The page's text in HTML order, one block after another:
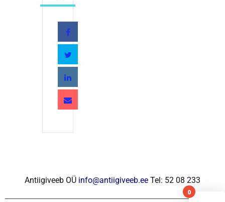
Antiigiveeb OÜ info@antiigiveeb.ee Tel: 52 08 233
0